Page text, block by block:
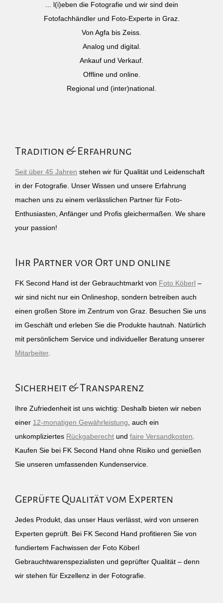
... l(i)eben die Fotografie und wir sind dein
Fotofachhändler und Foto-Experte in Graz.
Von Agfa bis Zeiss.
Analog und digital.
Ankauf und Verkauf.
Offline und online.
Regional und (inter)national.
Tradition & Erfahrung
Seit über 45 Jahren stehen wir für Qualität und Leidenschaft
in der Fotografie. Unser Wissen und unsere Erfahrung
machen uns zu einem verlässlichen Partner für Foto-
Enthusiasten, Anfänger und Profis gleichermaßen. We share
your passion!
Ihr Partner vor Ort und online
FK Second Hand ist der Gebrauchtmarkt von Foto Köberl –
wir sind nicht nur ein Onlineshop, sondern betreiben auch
einen großen Store im Zentrum von Graz. Besuchen Sie uns
im Geschäft und erleben Sie die Produkte hautnah. Natürlich
mit persönlichem Service und individueller Beratung unserer
Mitarbeiter.
Sicherheit & Transparenz
Ihre Zufriedenheit ist uns wichtig: Deshalb bieten wir neben
einer 12-monatigen Gewährleistung , auch ein
unkompliziertes Rückgaberecht und faire Versandkosten
Kaufen Sie bei FK Second Hand ohne Risiko und genießen
Sie unseren umfassenden Kundenservice.
Geprüfte Qualität vom Experten
Jedes Produkt, das unser Haus verlässt, wird von unseren
Experten geprüft. Bei FK Second Hand profitieren Sie von
fundiertem Fachwissen der Foto Köberl
Gebrauchtwarenspezialisten und geprüfter Qualität – denn
wir stehen für Exzellenz in der Fotografie.